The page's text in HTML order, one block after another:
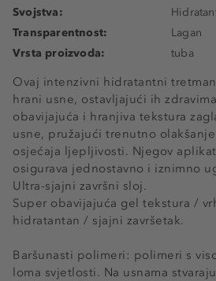
Ovaj intenzivni hidratantni
hrani usne, ostavljajući ih
obavijajuća i hranjiva tekstura
usne, pružajući trenutno
osjećaja ljepljivosti. Njegov
osigurava jednostavno i iznimno
Ultra-sjajni završni sloj.
Super obavijajuća gel tekstura /
hidratantan / sjajni završetak.
Baršunasti polimeri: polimeri s
loma svjetlosti. Na usnama
Svojstva:
Transparentnost:
Lagan
Vrsta proizvoda:
tuba